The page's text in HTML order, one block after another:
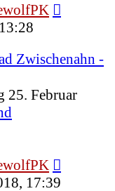
Zwischenahn -
25. Februar
17:39